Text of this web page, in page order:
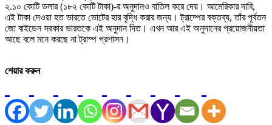
২.১০ কোটি ডলার (১৮২ কোটি টাকা)-র অনুদানও বাতিল করে দেয়। আমেরিকার দাবি,
এই টাকা দেওয়া হত ভারতে ভোটের হার বৃদ্ধি করার জন্য। ট্রাম্পের বক্তব্য, তাঁর পূর্বতন
জো বাইডেন সরকার ভারতকে এই অনুদান দিত। এখন আর এই অনুদানের প্রয়োজনীয়তা
আছে বলে মনে করছে না ট্রাম্প প্রশাসন।
শেয়ার করুন